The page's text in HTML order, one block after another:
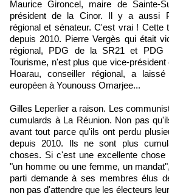
Maurice Gironcel, maire de Sainte-
président de la Cinor. Il y a aussi
régional et sénateur. C'est vrai ! Cette
depuis 2010. Pierre Vergès qui était
régional, PDG de la SR21 et PDG
Tourisme, n'est plus que vice-
Hoarau, conseiller régional, a
européen à Younouss Omarjee...
Gilles Leperlier a raison. Les
cumulards à La Réunion. Non pas
avant tout parce qu'ils ont perdu
depuis 2010. Ils ne sont plus
choses. Si c'est une excellente
"un homme ou une femme, un
parti demande à ses membres élus
non pas d'attendre que les électeurs